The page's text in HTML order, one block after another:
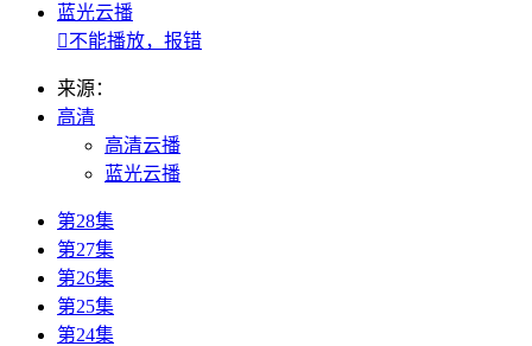
蓝光云播
不能播放，报错
来源：
高清
高清云播
蓝光云播
第28集
第27集
第26集
第25集
第24集